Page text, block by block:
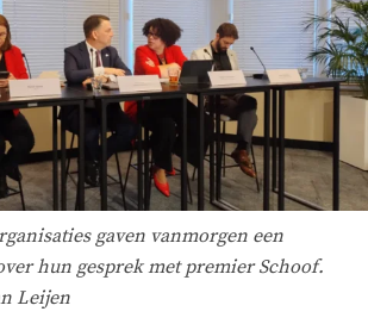
gaven vanmorgen een
hun gesprek met premier Schoof.
Leijen